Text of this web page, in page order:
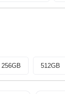
256GB 512GB